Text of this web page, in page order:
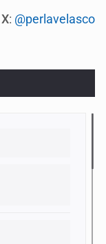
X: @perlavelasco